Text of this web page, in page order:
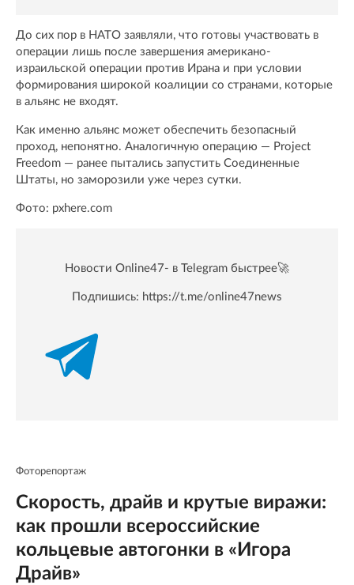
До сих пор в НАТО заявляли, что готовы участвовать в
операции лишь после завершения американо-
израильской операции против Ирана и при условии
формирования широкой коалиции со странами, которые
в альянс не входят.
Как именно альянс может обеспечить безопасный
проход, непонятно. Аналогичную операцию — Project
Freedom — ранее пытались запустить Соединенные
Штаты, но заморозили уже через сутки.
Фото: pxhere.com
Новости Online47- в Telegram быстрее🚀
Подпишись: https://t.me/online47news
Фоторепортаж
Скорость, драйв и крутые виражи:
как прошли всероссийские
кольцевые автогонки в «Игора
Драйв»